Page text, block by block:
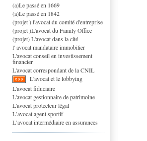
(a)Le passé en 1669
(a)Le passé en 1842
(projet ) l'avocat du comité d'entreprise
(projet )L'avocat du Family Office
(projet) L'avocat dans la cité
l' avocat mandataire immobilier
L'avocat conseil en investissement
financier
L'avocat correspondant de la CNIL
L'avocat et le lobbying
L'avocat fiduciaire
L'avocat gestionnaire de patrimoine
L'avocat protecteur légal
L’avocat agent sportif
L’avocat intermédiaire en assurances